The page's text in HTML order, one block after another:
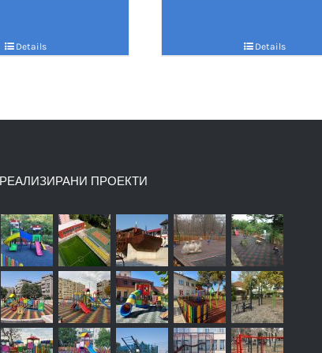
Details Details
РЕАЛИЗИРАНИ ПРОЕКТИ